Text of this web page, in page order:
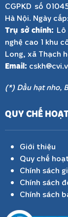
CGPKD số
Hà Nội. Ngày
Trụ sở chính:
nghệ cao 1 khu
Long, xã Thạch
Email:
(*) Dầu hạt nho,
QUY CHẾ
Giới thiệu
Quy chế
Chính sách
Chính sách
Chính sách